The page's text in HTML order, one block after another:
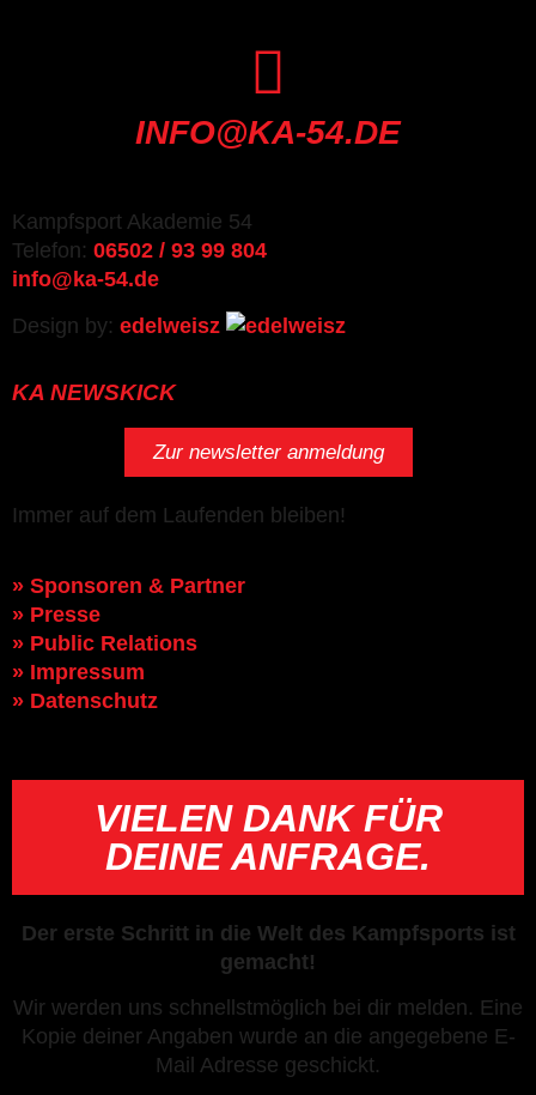
INFO@KA-54.DE
Kampfsport Akademie 54
Telefon: 06502 / 93 99 804
info@ka-54.de
Design by: edelweisz
KA NEWSKICK
Zur newsletter anmeldung
Immer auf dem Laufenden bleiben!
» Sponsoren & Partner
» Presse
» Public Relations
» Impressum
» Datenschutz
VIELEN DANK FÜR
DEINE ANFRAGE.
Der erste Schritt in die Welt des Kampfsports ist
gemacht!
Wir werden uns schnellstmöglich bei dir melden. Eine
Kopie deiner Angaben wurde an die angegebene E-
Mail Adresse geschickt.